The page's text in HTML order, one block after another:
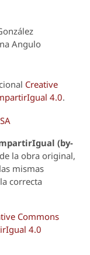
Angulo
Creative
4.0.
(by-
la obra original,
mismas
correcta
Commons
4.0